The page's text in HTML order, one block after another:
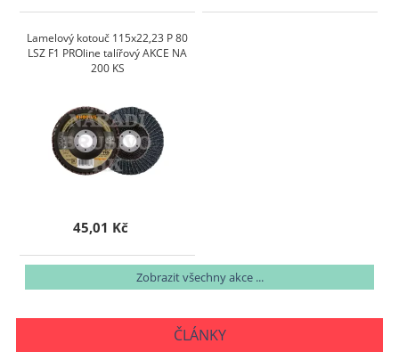
Lamelový kotouč 115x22,23 P 80
LSZ F1 PROline talířový AKCE NA
200 KS
45,01 Kč
Zobrazit všechny akce ...
ČLÁNKY